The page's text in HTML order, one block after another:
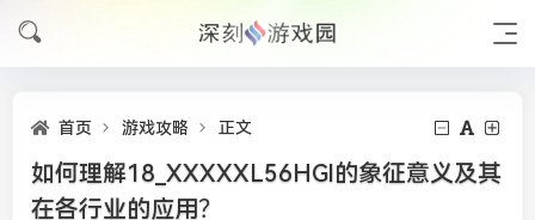
首页 游戏攻略 正文
如何理解18_XXXXXL56HGl的象征意义及其
在各行业的应用？